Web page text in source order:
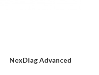
NexDiag Advanced